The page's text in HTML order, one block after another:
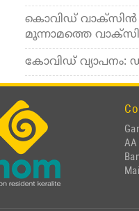
കൊവിഡ് വാക്സിന്‍
മൂന്നാമത്തെ
കോവിഡ് വ്യാപനം: